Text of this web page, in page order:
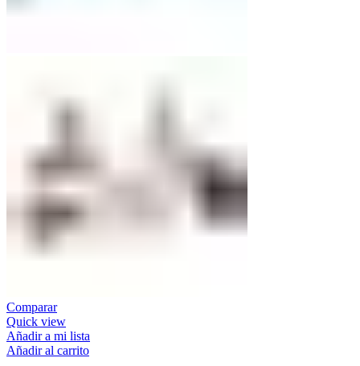
Comparar
Quick view
Añadir a mi lista
Añadir al carrito